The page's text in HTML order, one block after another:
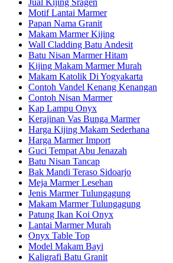
Jual Kijing Sragen
Motif Lantai Marmer
Papan Nama Granit
Makam Marmer Kijing
Wall Cladding Batu Andesit
Batu Nisan Marmer Hitam
Kijing Makam Marmer Murah
Makam Katolik Di Yogyakarta
Contoh Vandel Kenang Kenangan
Contoh Nisan Marmer
Kap Lampu Onyx
Kerajinan Vas Bunga Marmer
Harga Kijing Makam Sederhana
Harga Marmer Import
Guci Tempat Abu Jenazah
Batu Nisan Tancap
Bak Mandi Teraso Sidoarjo
Meja Marmer Lesehan
Jenis Marmer Tulungagung
Makam Marmer Tulungagung
Patung Ikan Koi Onyx
Lantai Marmer Murah
Onyx Table Top
Model Makam Bayi
Kaligrafi Batu Granit